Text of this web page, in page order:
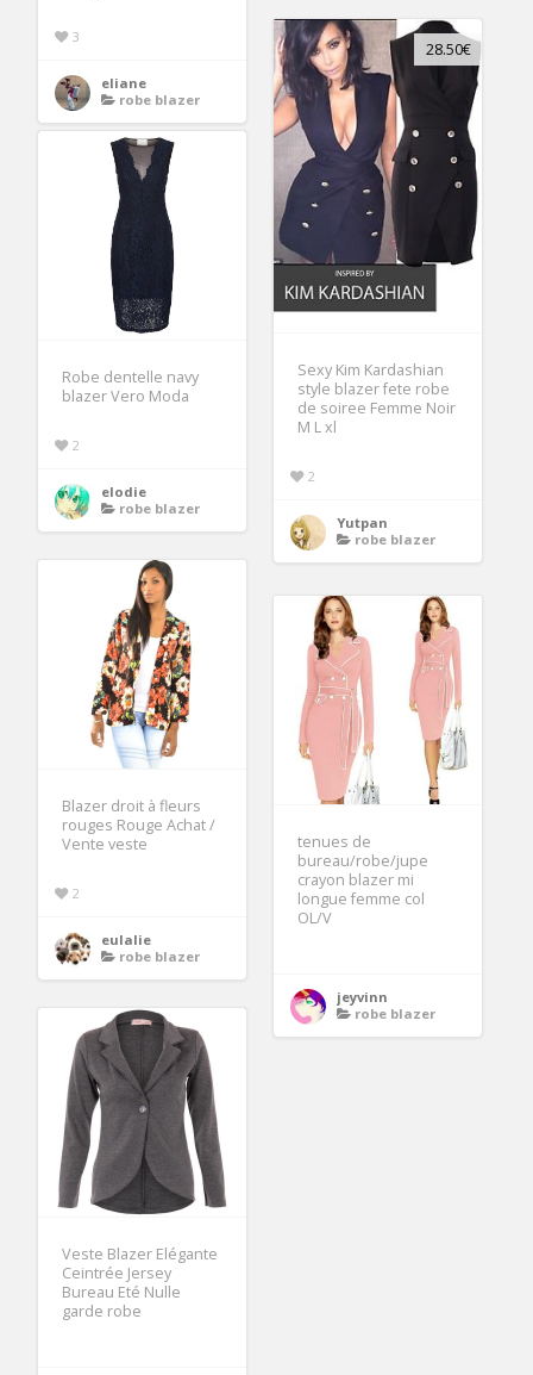
3
eliane
robe blazer
28.50€
Sexy Kim Kardashian
style blazer fete robe
de soiree Femme Noir
M L xl
2
Yutpan
robe blazer
Robe dentelle navy
blazer Vero Moda
2
elodie
robe blazer
Blazer droit à fleurs
rouges Rouge Achat /
Vente veste
2
eulalie
robe blazer
tenues de
bureau/robe/jupe
crayon blazer mi
longue femme col
OL/V
jeyvinn
robe blazer
Veste Blazer Elégante
Ceintrée Jersey
Bureau Eté Nulle
garde robe